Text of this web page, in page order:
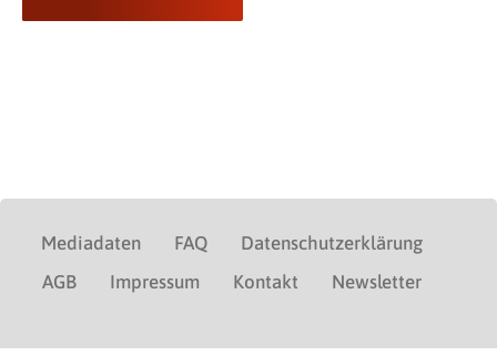
Mediadaten FAQ
Datenschutzerklärung
AGB
Impressum Kontakt Newsletter